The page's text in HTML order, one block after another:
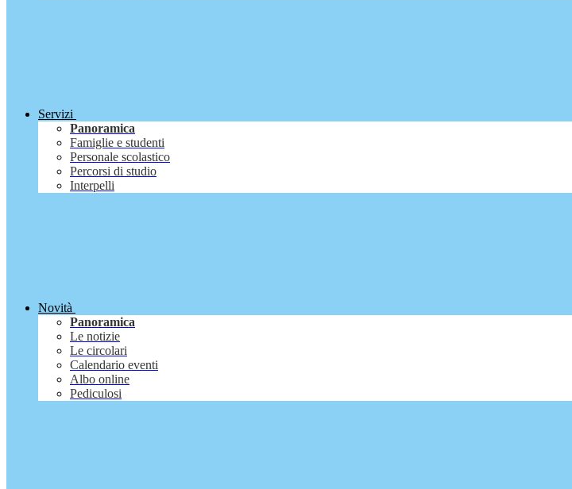
Servizi
Panoramica
Famiglie e studenti
Personale scolastico
Percorsi di studio
Interpelli
Novità
Panoramica
Le notizie
Le circolari
Calendario eventi
Albo online
Pediculosi